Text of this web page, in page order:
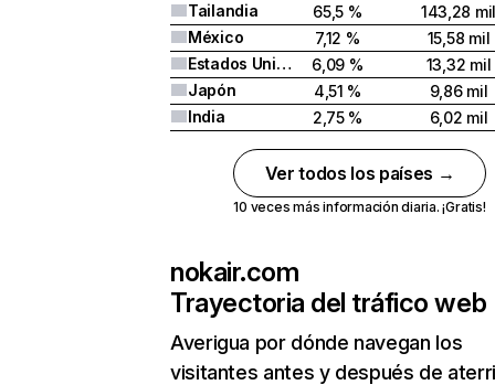
Tailandia
65,5 %
143,28
México
7,12 %
15,58 mil
Estados Unidos
6,09 %
13,32 mil
Japón
4,51 %
9,86 mil
India
2,75 % 6,02 mil
Ver todos los países →
10 veces más información diaria. ¡Gratis!
nokair.com
Trayectoria del tráfico web
Averigua por dónde navegan los
visitantes antes y después de